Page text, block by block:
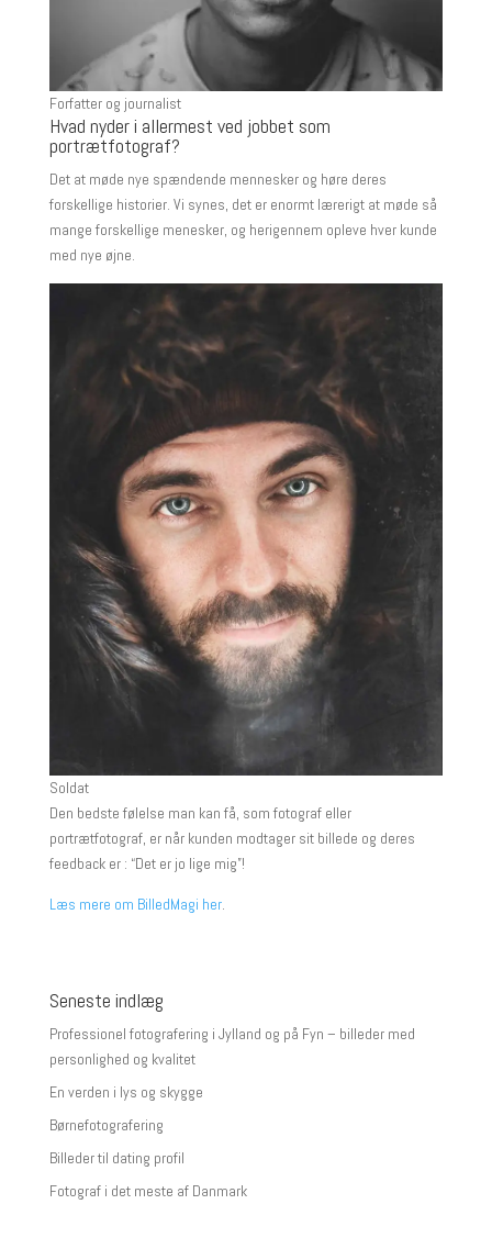
Forfatter og journalist
Hvad nyder i allermest ved jobbet som
portrætfotograf?
Det at møde nye spændende mennesker og høre deres
forskellige historier. Vi synes, det er enormt lærerigt at møde så
mange forskellige menesker, og herigennem opleve hver kunde
med nye øjne.
Soldat
Den bedste følelse man kan få, som fotograf eller
portrætfotograf, er når kunden modtager sit billede og deres
feedback er : “Det er jo lige mig”!
Læs mere om BilledMagi her.
Seneste indlæg
Professionel fotografering i Jylland og på Fyn – billeder med
personlighed og kvalitet
En verden i lys og skygge
Børnefotografering
Billeder til dating profil
Fotograf i det meste af Danmark